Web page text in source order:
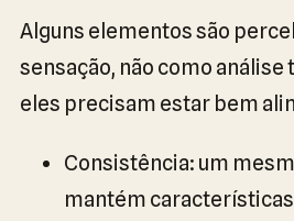
Alguns elementos são
sensação, não como análise
eles precisam estar bem
Consistência: um
mantém características